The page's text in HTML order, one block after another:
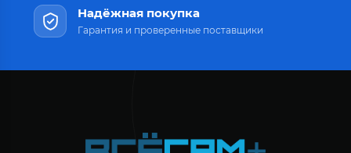
Надёжная покупка
Гарантия и проверенные поставщики